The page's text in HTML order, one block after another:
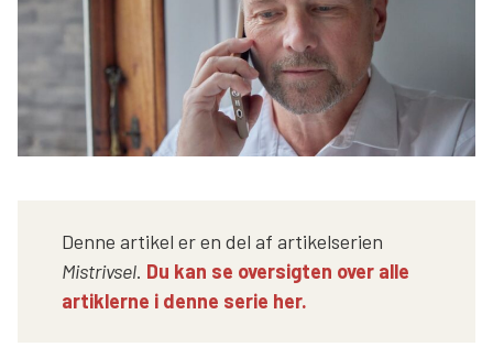
Søg
Denne artikel er en del af artikelserien
Mistrivsel. Du kan se oversigten over alle
artiklerne i denne serie her.